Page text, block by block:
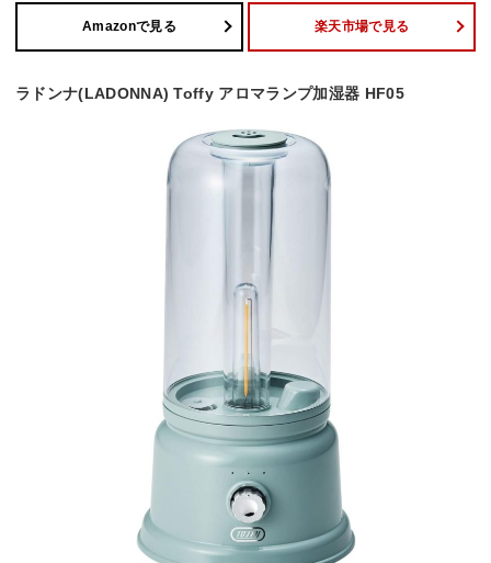
Amazonで見る 楽天市場で見る
ラドンナ(LADONNA) Toffy アロマランプ加湿器 HF05